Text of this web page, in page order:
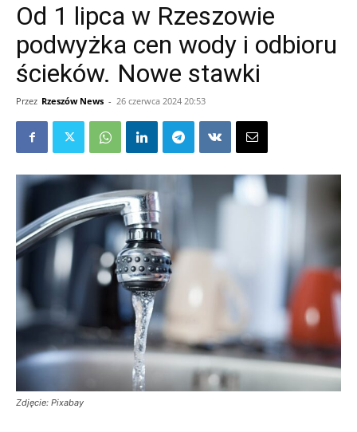
Od 1 lipca w Rzeszowie
podwyżka cen wody i odbioru
ścieków. Nowe stawki
Przez Rzeszów News - 26 czerwca 2024 20:53
Zdjęcie: Pixabay